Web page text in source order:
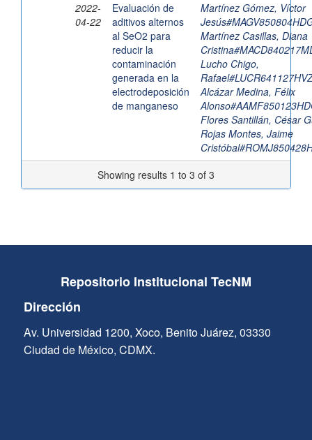
2022-
04-22
Evaluación de
aditivos alternos
al SeO2 para
reducir la
contaminación
generada en la
electrodeposición
de manganeso
Martínez Gómez, Víctor
Martínez Casillas, Diana
Lucho Chigo,
Alcázar Medina, Félix
Flores Santillán, César
Rojas Montes, Jaime
Showing results 1 to 3 of 3
Repositorio Institucional TecNM
Dirección
Av. Universidad 1200, Xoco, Benito Juárez, 03330
Ciudad de México, CDMX.